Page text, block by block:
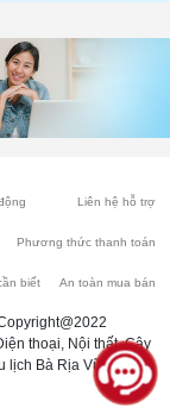
Liên hệ hỗ trợ
Phương thức thanh toán
biết An toàn mua bán
thoại, Nội thất, Cây
lịch Bà Rịa Vũng Tàu